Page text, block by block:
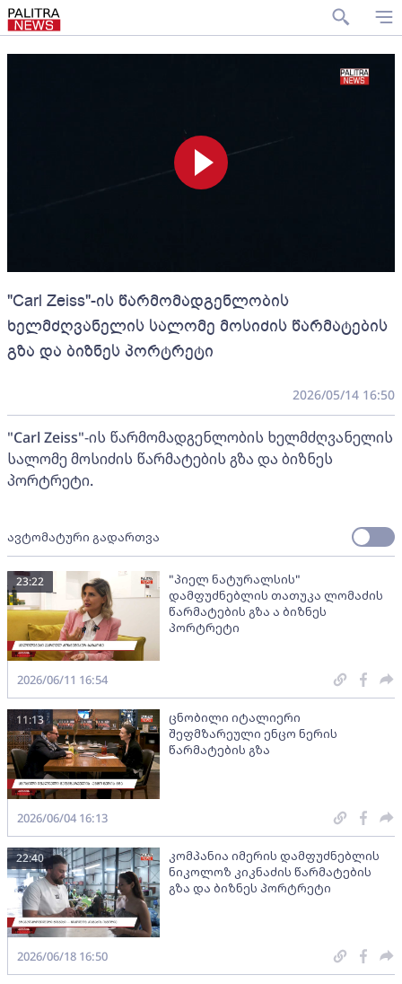
"Carl Zeiss"-ის წარმომადგენლობის
ხელმძღვანელის სალომე მოსიძის წარმატების
გზა და ბიზნეს პორტრეტი
2026/05/14 16:50
"Carl Zeiss"-ის წარმომადგენლობის ხელმძღვანელის
სალომე მოსიძის წარმატების გზა და ბიზნეს
პორტრეტი.
ავტომატური გადართვა
"პიელ ნატურალსის"
დამფუძნებლის თათუკა ლომაძის
წარმატების გზა ა ბიზნეს
პორტრეტი
23:22
2026/06/11 16:54
ცნობილი იტალიერი
შეფმზარეული ენცო ნერის
წარმატების გზა
11:13
2026/06/04 16:13
კომპანია იმერის დამფუძნებლის
ნიკოლოზ კიკნაძის წარმატების
გზა და ბიზნეს პორტრეტი
22:40
2026/06/18 16:50